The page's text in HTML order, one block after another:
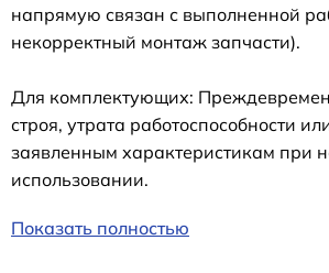
напрямую связан с выполненной
некорректный монтаж запчасти).
Для комплектующих:
строя, утрата работоспособности
заявленным характеристикам при
использовании.
Показать полностью